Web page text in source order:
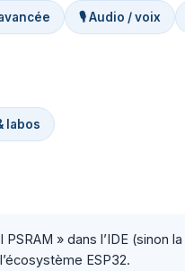
🎙️ Audio / voix
labos
» dans l’IDE
ESP32.